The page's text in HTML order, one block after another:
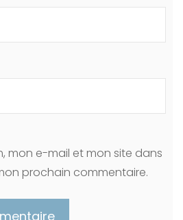
mon e-mail et mon site dans
prochain commentaire.